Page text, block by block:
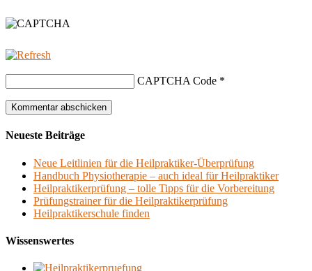
CAPTCHA Code *
Neueste Beiträge
Neue Leitlinien für die Heilpraktiker-Überprüfung
Handbuch Physiotherapie – auch ideal für Heilpraktiker
Heilpraktikerprüfung – tolle Tipps für die Vorbereitung
Prüfungstrainer für die Heilpraktikerprüfung
Heilpraktikerschule finden
Wissenswertes